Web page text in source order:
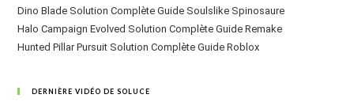
Dino Blade Solution Complète Guide Soulslike Spinosaure
Halo Campaign Evolved Solution Complète Guide Remake
Hunted Pillar Pursuit Solution Complète Guide Roblox
DERNIÈRE VIDÉO DE SOLUCE